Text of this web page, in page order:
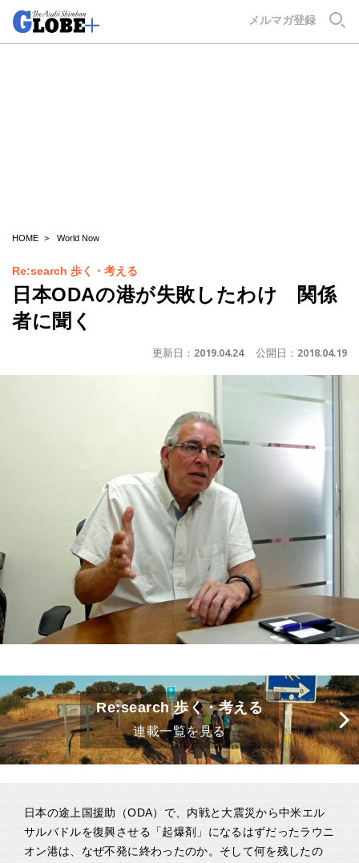
メルマガ登録
HOME World Now
Re:search 歩く・考える
日本ODAの港が失敗したわけ 関係
者に聞く
更新日： 2019.04.24 公開日： 2018.04.19
Re:search 歩く・考える
連載一覧を見る
日本の途上国援助（ODA）で、内戦と大震災から中米エル
サルバドルを復興させる「起爆剤」になるはずだったラウニ
オン港は、なぜ不発に終わったのか。そして何を残したの